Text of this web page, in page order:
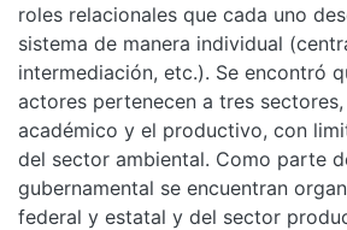
roles relacionales que cada uno
sistema de manera individual
intermediación, etc.). Se encontró
actores pertenecen a tres
académico y el productivo, con
del sector ambiental. Como parte
gubernamental se encuentran
federal y estatal y del sector